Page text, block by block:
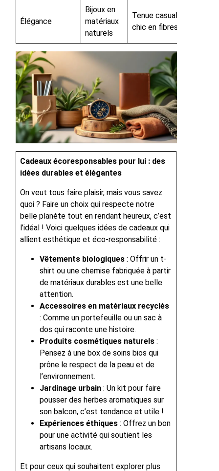
Élégance
Bijoux en
matériaux
naturels
Tenue casual
chic en fibres bio
Cadeaux écoresponsables pour lui : des
idées durables et élégantes
On veut tous faire plaisir, mais vous savez
quoi ? Faire un choix qui respecte notre
belle planète tout en rendant heureux, c’est
l’idéal ! Voici quelques idées de cadeaux qui
allient esthétique et éco-responsabilité :
Vêtements biologiques : Offrir un t-
shirt ou une chemise fabriquée à partir
de matériaux durables est une belle
attention.
Accessoires en matériaux recyclés
: Comme un portefeuille ou un sac à
dos qui raconte une histoire.
Produits cosmétiques naturels :
Pensez à une box de soins bios qui
prône le respect de la peau et de
l’environnement.
Jardinage urbain : Un kit pour faire
pousser des herbes aromatiques sur
son balcon, c’est tendance et utile !
Expériences éthiques : Offrez un bon
pour une activité qui soutient les
artisans locaux.
Et pour ceux qui souhaitent explorer plus